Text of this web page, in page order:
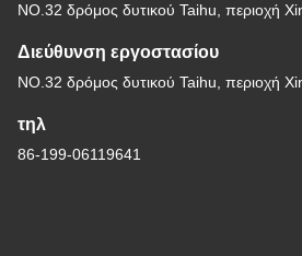
NO.32 δρόμος δυτικού Taihu, περιοχή
Διεύθυνση εργοστασίου
NO.32 δρόμος δυτικού Taihu, περιοχή
τηλ
86-199-06119641